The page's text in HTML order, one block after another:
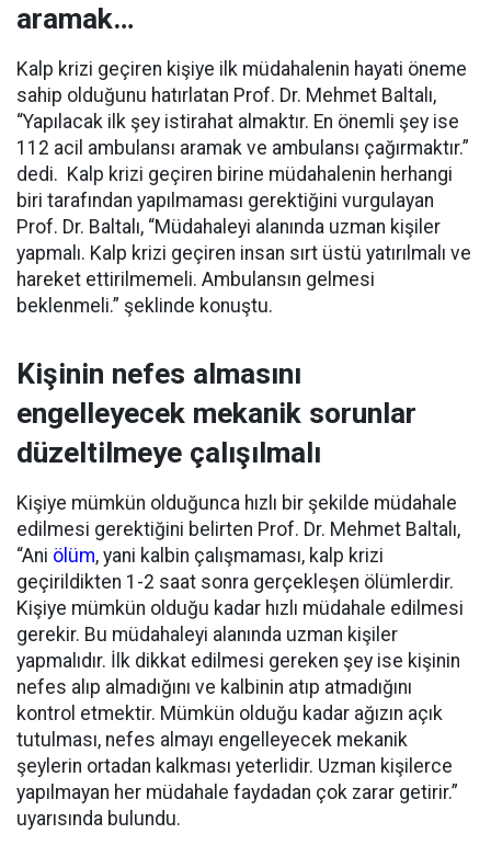
aramak…
Kalp krizi geçiren kişiye ilk müdahalenin hayati öneme
sahip olduğunu hatırlatan Prof. Dr. Mehmet Baltalı,
“Yapılacak ilk şey istirahat almaktır. En önemli şey ise
112 acil ambulansı aramak ve ambulansı çağırmaktır.”
dedi. Kalp krizi geçiren birine müdahalenin herhangi
biri tarafından yapılmaması gerektiğini vurgulayan
Prof. Dr. Baltalı, “Müdahaleyi alanında uzman kişiler
yapmalı. Kalp krizi geçiren insan sırt üstü yatırılmalı ve
hareket ettirilmemeli. Ambulansın gelmesi
beklenmeli.” şeklinde konuştu.
Kişinin nefes almasını
engelleyecek mekanik sorunlar
düzeltilmeye çalışılmalı
Kişiye mümkün olduğunca hızlı bir şekilde müdahale
edilmesi gerektiğini belirten Prof. Dr. Mehmet Baltalı,
“Ani ölüm, yani kalbin çalışmaması, kalp krizi
geçirildikten 1-2 saat sonra gerçekleşen ölümlerdir.
Kişiye mümkün olduğu kadar hızlı müdahale edilmesi
gerekir. Bu müdahaleyi alanında uzman kişiler
yapmalıdır. İlk dikkat edilmesi gereken şey ise kişinin
nefes alıp almadığını ve kalbinin atıp atmadığını
kontrol etmektir. Mümkün olduğu kadar ağızın açık
tutulması, nefes almayı engelleyecek mekanik
şeylerin ortadan kalkması yeterlidir. Uzman kişilerce
yapılmayan her müdahale faydadan çok zarar getirir.”
uyarısında bulundu.